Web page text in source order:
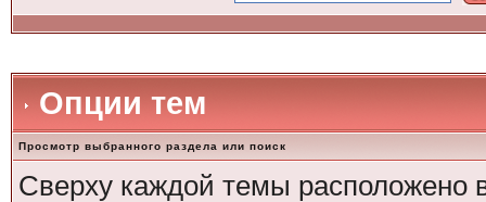
Опции тем
Просмотр выбранного раздела или поиск
Сверху каждой темы